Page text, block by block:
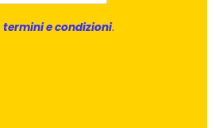
termini e condizioni.